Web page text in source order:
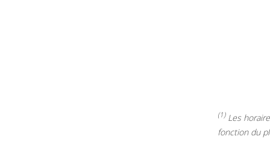
(1)Les
fonction du